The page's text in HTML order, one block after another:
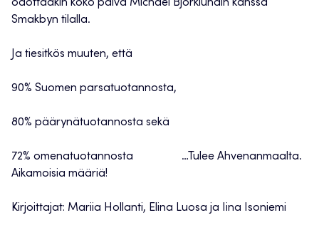
odottaakin koko päivä Michael Björklundin kanssa
Smakbyn tilalla.
Ja tiesitkös muuten, että
90% Suomen parsatuotannosta,
80% päärynätuotannosta sekä
72% omenatuotannosta …Tulee Ahvenanmaalta.
Aikamoisia määriä!
Kirjoittajat: Mariia Hollanti, Elina Luosa ja Iina Isoniemi